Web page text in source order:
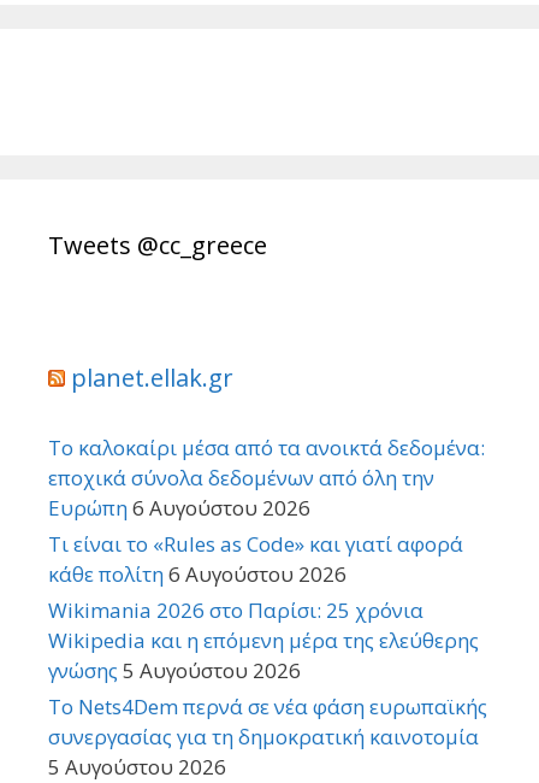
Tweets @cc_greece
planet.ellak.gr
Το καλοκαίρι μέσα από τα ανοικτά δεδομένα:
εποχικά σύνολα δεδομένων από όλη την
Ευρώπη6 Αυγούστου 2026
Τι είναι το «Rules as Code» και γιατί αφορά
κάθε πολίτη6 Αυγούστου 2026
Wikimania 2026 στο Παρίσι: 25 χρόνια
Wikipedia και η επόμενη μέρα της ελεύθερης
γνώσης 5 Αυγούστου 2026
Το Nets4Dem περνά σε νέα φάση ευρωπαϊκής
συνεργασίας για τη δημοκρατική καινοτομία
5 Αυγούστου 2026